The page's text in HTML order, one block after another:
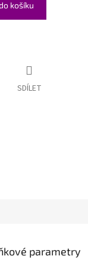
košíku
SDÍLET
parametry